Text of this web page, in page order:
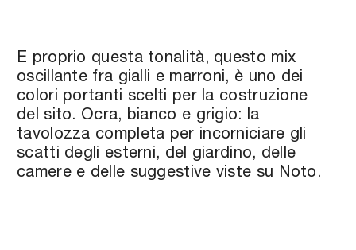
E proprio questa tonalità, questo mix
oscillante fra gialli e marroni, è uno dei
colori portanti scelti per la costruzione
del sito. Ocra, bianco e grigio: la
tavolozza completa per incorniciare gli
scatti degli esterni, del giardino, delle
camere e delle suggestive viste su Noto.